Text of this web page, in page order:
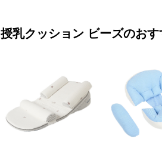
授乳クッション ビーズのおす